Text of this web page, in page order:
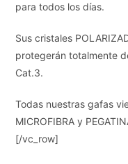
para todos los días.
Sus cristales
protegerán totalmente
Cat.3.
Todas nuestras gafas
MICROFIBRA y
[/vc_row]